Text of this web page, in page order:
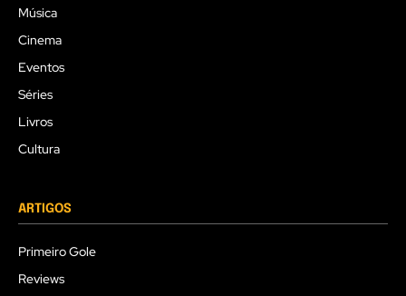
Música
Cinema
Eventos
Séries
Livros
Cultura
ARTIGOS
Primeiro Gole
Reviews